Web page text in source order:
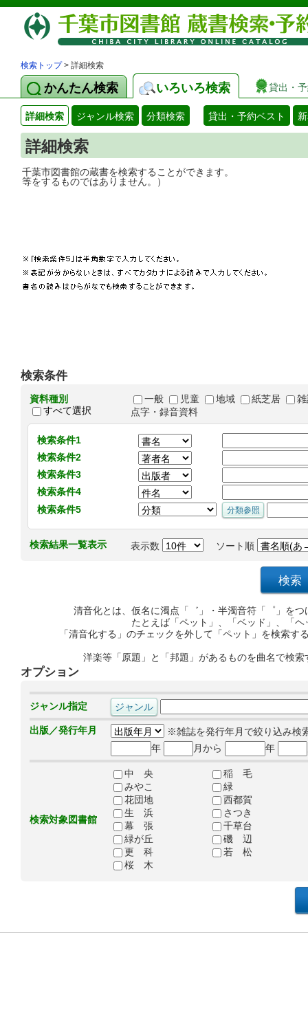
検索トップ> 詳細検索
かんたん検索 いろいろ検索 貸出・
詳細検索 ジャンル検索 分類検索 貸出・予約ベスト
詳細検索
千葉市図書館の蔵書を検索することがで
等をするものではありません。）
検索条件
資料種別
すべて選択
一般 児童 地域 紙芝居
点字・録音資料
検索条件1
検索条件2
検索条件3
検索条件4
検索条件5
検索結果一覧表示 表示数 ソート順
清音化とは、仮名に濁点「゛」・半濁音符「゜」を
たとえば「ペット」、「ベッド」、「
「清音化する」のチェックを外して「ペット」を検索
洋楽等「原題」と「邦題」があるものを曲名で検
オプション
ジャンル指定
出版／発行年月
※雑誌を発行年月で絞り込み検
年
月から 年
検索対象図書館
中 央
稲 毛
みやこ
緑
花団地
西都賀
生 浜
さつき
幕 張
千草台
緑が丘
磯 辺
更 科
若 松
桜 木